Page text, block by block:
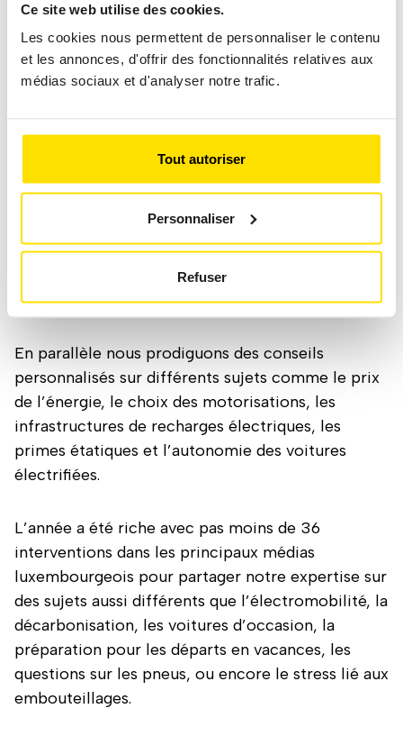
Ce site web utilise des cookies.
Les cookies nous permettent de personnaliser le contenu
et les annonces, d'offrir des fonctionnalités relatives aux
médias sociaux et d'analyser notre trafic.
Tout autoriser
Personnaliser
Refuser
solutions de mobilité durable ou encore sur les
évolutions législatives liées à la mobilité.
En 2024, notre pôle mobilité a réalisé 23
tels que l’électromobilité notamment lors des
SWIO Days ou des E-Driving Days, l’éco-conduite
et la sécurité routière. Ces interventions
interactives nous permettent de comprendre les
besoins et les craintes de nos membres et de
En parallèle nous prodiguons des conseils
personnalisés sur différents sujets comme le prix
de l’énergie, le choix des motorisations, les
infrastructures de recharges électriques, les
primes étatiques et l’autonomie des voitures
électrifiées.
L’année a été riche avec pas moins de 36
interventions dans les principaux médias
luxembourgeois pour partager notre expertise sur
des sujets aussi différents que l’électromobilité, la
décarbonisation, les voitures d’occasion, la
préparation pour les départs en vacances, les
questions sur les pneus, ou encore le stress lié aux
embouteillages.